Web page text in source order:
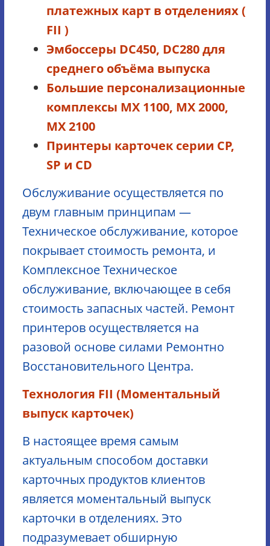
платежных карт в отделениях (
FII )
Эмбоссеры DC450, DC280 для
среднего объёма выпуска
Большие персонализационные
комплексы MX 1100, MX 2000,
MX 2100
Принтеры карточек серии CP,
SP и CD
Обслуживание осуществляется по
двум главным принципам —
Техническое обслуживание, которое
покрывает стоимость ремонта, и
Комплексное Техническое
обслуживание, включающее в себя
стоимость запасных частей. Ремонт
принтеров осуществляется на
разовой основе силами Ремонтно
Восстановительного Центра.
Технология FII (Моментальный
выпуск карточек)
В настоящее время самым
актуальным способом доставки
карточных продуктов клиентов
является моментальный выпуск
карточки в отделениях. Это
подразумевает обширную